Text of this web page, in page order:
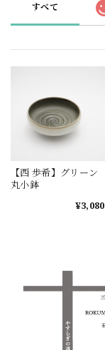
すべて
【西 歩希】グリーン
丸小鉢
¥3,080